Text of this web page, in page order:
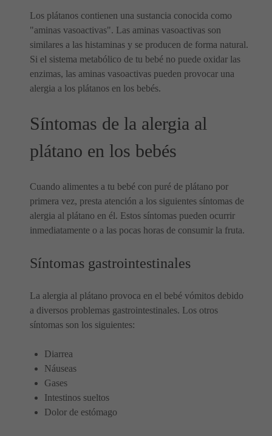
Los plátanos contienen una sustancia conocida como
"aminas vasoactivas". Las aminas vasoactivas son
similares a las histaminas y se producen de forma natural.
Si el sistema metabólico de tu bebé no puede oxidar las
enzimas, las aminas vasoactivas pueden provocar una
alergia a los plátanos en los bebés.
Síntomas de la alergia al
plátano en los bebés
Cuando alimentes a tu bebé con puré de plátano por
primera vez, presta atención a los siguientes síntomas de
alergia al plátano en él. Estos síntomas pueden ocurrir
inmediatamente o a las pocas horas de consumir la fruta.
Síntomas gastrointestinales
La alergia al plátano provoca en el bebé vómitos debido
a diversos problemas gastrointestinales. Los otros
síntomas son los siguientes:
Diarrea
Náuseas
Gases
Intestinos sueltos
Dolor de estómago